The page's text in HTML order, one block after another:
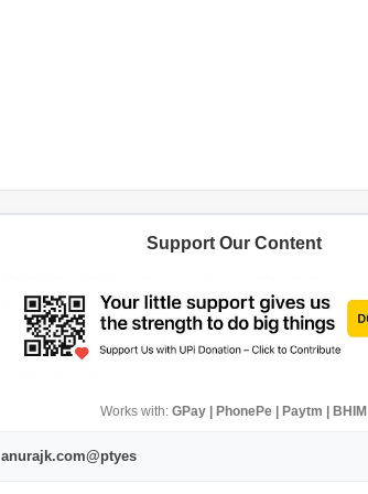
Support Our Content
Works with:GPay | PhonePe | Paytm | BHIM
anurajk.com@ptyes